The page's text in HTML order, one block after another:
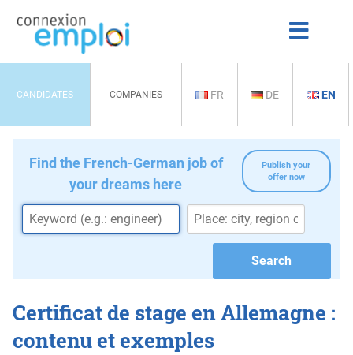
CANDIDATES COMPANIES FR DE EN
Publish your
offer now
Find the French-German job of
your dreams here
Certificat de stage en Allemagne :
contenu et exemples